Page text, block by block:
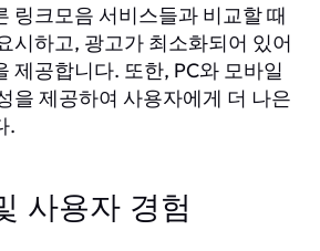
링크모음 서비스들과 비교할 때
시하고, 광고가 최소화되어 있어
제공합니다. 또한, PC와 모바일
을 제공하여 사용자에게 더 나은
.
사용자 경험